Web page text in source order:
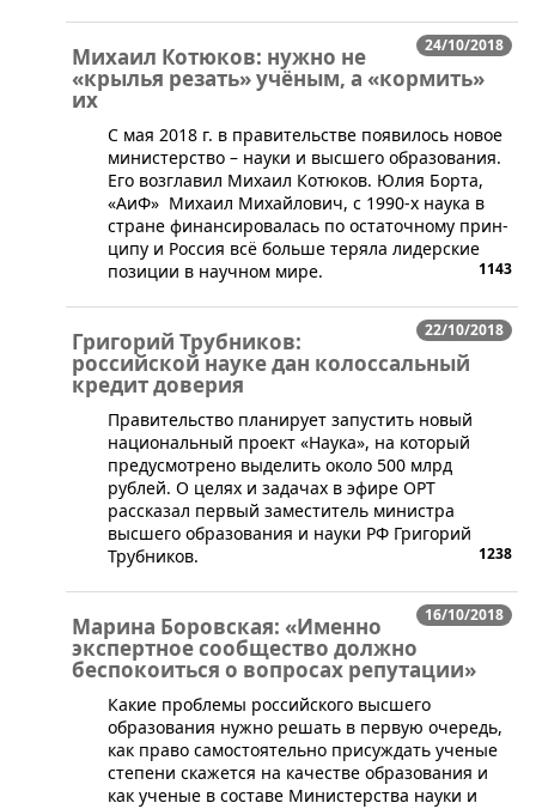
24/10/2018
Михаил Котюков: нужно не
«крылья резать» учёным, а «кормить»
их
​
С мая 2018 г. в правитель­стве появилось новое
мини­стерство – науки и высшего образования.
Его возглавил Михаил Котюков. Юлия Борта,
«АиФ» Михаил Михайлович, с 1990-х наука в
стране финансировалась по остаточному прин­
ципу и Россия всё больше теряла лидерские
позиции в научном м­ире.
1143
22/10/2018
Григорий Трубников:
российской науке дан колоссальный
кредит доверия
Правительство планирует запустить новый
национальный проект «Наука», на который
предусмотрено выделить около 500 млрд
рублей. О целях и задачах в эфире ОРТ
рассказал первый заместитель министра
высшего образования и науки РФ Григорий
Трубников.
1238
16/10/2018
Марина Боровская: «Именно
экспертное сообщество должно
беспокоиться о вопросах репутации»
Какие проблемы российского высшего
образования нужно решать в первую очередь,
как право самостоятельно присуждать ученые
степени скажется на качестве образования и
как ученые в составе Министерства науки и